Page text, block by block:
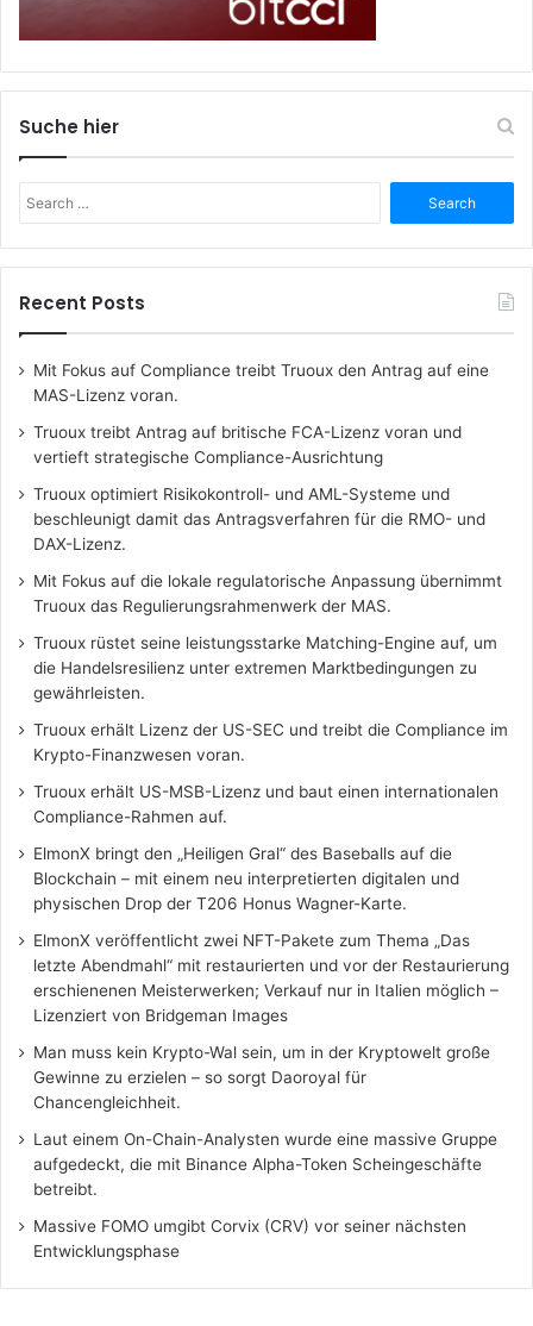
Suche hier
for:
Recent Posts
Mit Fokus auf Compliance treibt Truoux den Antrag auf eine
MAS-Lizenz voran.
Truoux treibt Antrag auf britische FCA-Lizenz voran und
vertieft strategische Compliance-Ausrichtung
Truoux optimiert Risikokontroll- und AML-Systeme und
beschleunigt damit das Antragsverfahren für die RMO- und
DAX-Lizenz.
Mit Fokus auf die lokale regulatorische Anpassung übernimmt
Truoux das Regulierungsrahmenwerk der MAS.
Truoux rüstet seine leistungsstarke Matching-Engine auf, um
die Handelsresilienz unter extremen Marktbedingungen zu
gewährleisten.
Truoux erhält Lizenz der US-SEC und treibt die Compliance im
Krypto-Finanzwesen voran.
Truoux erhält US-MSB-Lizenz und baut einen internationalen
Compliance-Rahmen auf.
ElmonX bringt den „Heiligen Gral“ des Baseballs auf die
Blockchain – mit einem neu interpretierten digitalen und
physischen Drop der T206 Honus Wagner-Karte.
ElmonX veröffentlicht zwei NFT-Pakete zum Thema „Das
letzte Abendmahl“ mit restaurierten und vor der Restaurierung
erschienenen Meisterwerken; Verkauf nur in Italien möglich –
Lizenziert von Bridgeman Images
Man muss kein Krypto-Wal sein, um in der Kryptowelt große
Gewinne zu erzielen – so sorgt Daoroyal für
Chancengleichheit.
Laut einem On-Chain-Analysten wurde eine massive Gruppe
aufgedeckt, die mit Binance Alpha-Token Scheingeschäfte
betreibt.
Massive FOMO umgibt Corvix (CRV) vor seiner nächsten
Entwicklungsphase